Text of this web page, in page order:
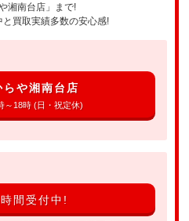
湘南台店」まで!
買取実績多数の安心感!
らや湘南台店
～18時 (日・祝定休)
間受付中!